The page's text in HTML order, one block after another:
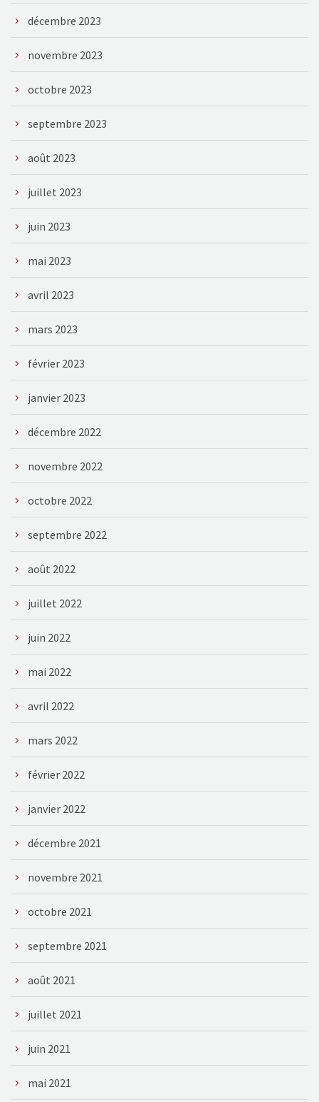
décembre 2023
novembre 2023
octobre 2023
septembre 2023
août 2023
juillet 2023
juin 2023
mai 2023
avril 2023
mars 2023
février 2023
janvier 2023
décembre 2022
novembre 2022
octobre 2022
septembre 2022
août 2022
juillet 2022
juin 2022
mai 2022
avril 2022
mars 2022
février 2022
janvier 2022
décembre 2021
novembre 2021
octobre 2021
septembre 2021
août 2021
juillet 2021
juin 2021
mai 2021